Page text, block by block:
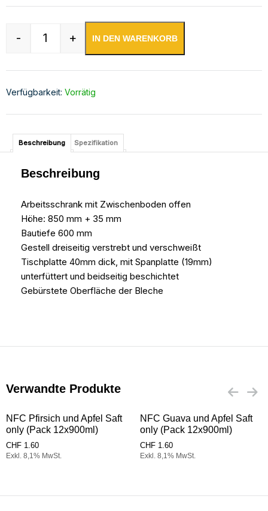
Edelstahl Arbeitsschrank offen mit Aufkantung
- + IN DEN WARENKORB
Verfügbarkeit: Vorrätig
Beschreibung Spezifikation
Beschreibung
Arbeitsschrank mit Zwischenboden offen
Höhe: 850 mm + 35 mm
Bautiefe 600 mm
Gestell dreiseitig verstrebt und verschweißt
Tischplatte 40mm dick, mit Spanplatte (19mm)
unterfüttert und beidseitig beschichtet
Gebürstete Oberfläche der Bleche
Verwandte Produkte
NFC Pfirsich und Apfel Saft
only (Pack 12x900ml)
CHF 1.60
Exkl. 8,1% MwSt.
NFC Guava und Apfel Saft
only (Pack 12x900ml)
CHF 1.60
Exkl. 8,1% MwSt.